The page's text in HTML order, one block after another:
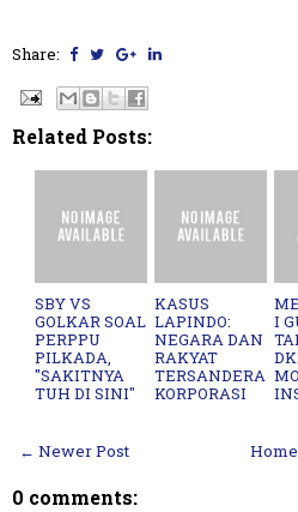
Share:
Related Posts:
SBY VS
GOLKAR SOAL
PERPPU
PILKADA,
"SAKITNYA
TUH DI SINI"
KASUS
LAPINDO:
NEGARA DAN
RAKYAT
TERSANDERA
KORPORASI
I
← Newer Post Home
0 comments: